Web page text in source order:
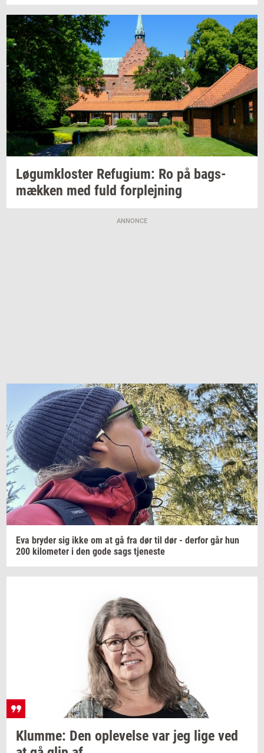
Løgum­klo­ster Re­fu­gi­um: Ro på bags­
mæk­ken med fuld for­plej­ning
ANNONCE
Eva bry­der sig ikke om at gå fra dør til dør - der­for går hun
200 ki­lo­me­ter i den gode sags tje­ne­ste
Klum­me: Den op­le­vel­se var jeg lige ved